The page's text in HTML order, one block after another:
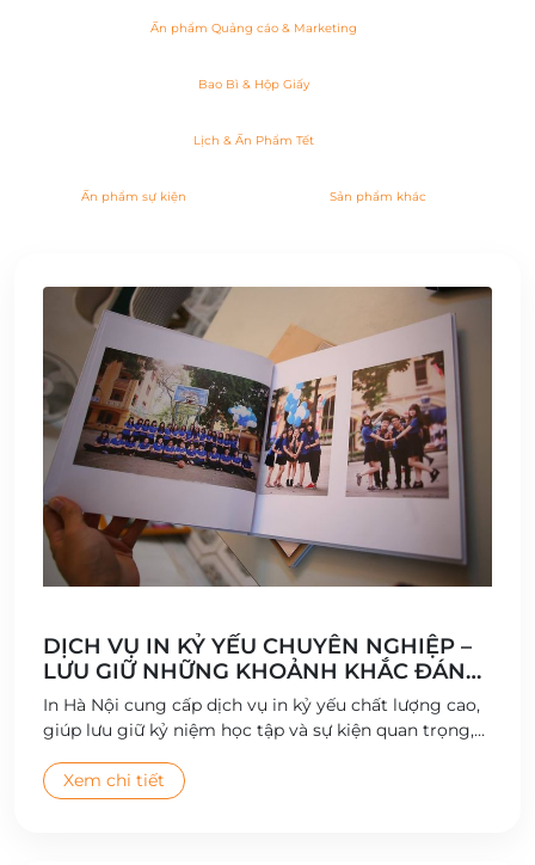
Ấn phẩm Quảng cáo & Marketing
Bao Bì & Hộp Giấy
Lịch & Ấn Phẩm Tết
Ấn phẩm sự kiện Sản phẩm khác
DỊCH VỤ IN KỶ YẾU CHUYÊN NGHIỆP –
LƯU GIỮ NHỮNG KHOẢNH KHẮC ĐÁNG
NHỚ
In Hà Nội cung cấp dịch vụ in kỷ yếu chất lượng cao,
giúp lưu giữ kỷ niệm học tập và sự kiện quan trọng,
Xem chi tiết